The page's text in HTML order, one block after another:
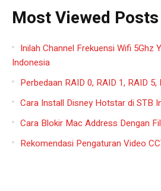
Most Viewed Posts
Inilah Channel Frekuensi Wifi 5Ghz
Indonesia
Perbedaan RAID 0, RAID 1, RAID 5,
Cara Install Disney Hotstar di STB
Cara Blokir Mac Address Dengan
Rekomendasi Pengaturan Video